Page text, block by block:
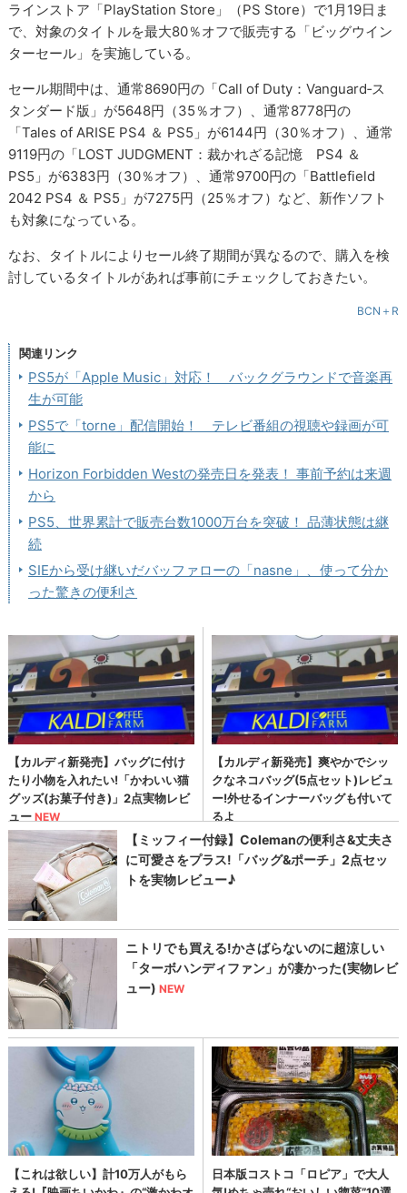
ラインストア「PlayStation Store」（PS Store）で1月19日ま
で、対象のタイトルを最大80％オフで販売する「ビッグウイン
ターセール」を実施している。
セール期間中は、通常8690円の「Call of Duty：Vanguard‐ス
タンダード版」が5648円（35％オフ）、通常8778円の
「Tales of ARISE PS4 ＆ PS5」が6144円（30％オフ）、通常
9119円の「LOST JUDGMENT：裁かれざる記憶 PS4 ＆
PS5」が6383円（30％オフ）、通常9700円の「Battlefield
2042 PS4 ＆ PS5」が7275円（25％オフ）など、新作ソフト
も対象になっている。
なお、タイトルによりセール終了期間が異なるので、購入を検
討しているタイトルがあれば事前にチェックしておきたい。
BCN＋R
関連リンク
PS5が「Apple Music」対応！ バックグラウンドで音楽再
生が可能
PS5で「torne」配信開始！ テレビ番組の視聴や録画が可
能に
Horizon Forbidden Westの発売日を発表！ 事前予約は来週
から
PS5、世界累計で販売台数1000万台を突破！ 品薄状態は継
続
SIEから受け継いだバッファローの「nasne」、使って分か
った驚きの便利さ